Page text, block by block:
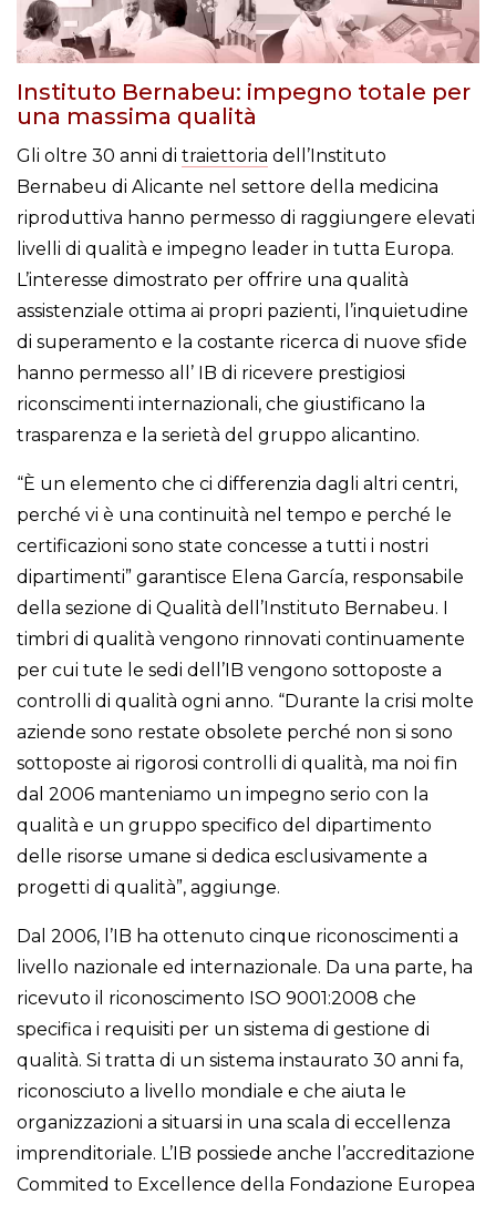
Instituto Bernabeu: impegno totale per
una massima qualità
Gli oltre 30 anni di traiettoria dell’Instituto
Bernabeu di Alicante nel settore della medicina
riproduttiva hanno permesso di raggiungere elevati
livelli di qualità e impegno leader in tutta Europa.
L’interesse dimostrato per offrire una qualità
assistenziale ottima ai propri pazienti, l’inquietudine
di superamento e la costante ricerca di nuove sfide
hanno permesso all’ IB di ricevere prestigiosi
riconscimenti internazionali, che giustificano la
trasparenza e la serietà del gruppo alicantino.
“È un elemento che ci differenzia dagli altri centri,
perché vi è una continuità nel tempo e perché le
certificazioni sono state concesse a tutti i nostri
dipartimenti” garantisce Elena García, responsabile
della sezione di Qualità dell’Instituto Bernabeu. I
timbri di qualità vengono rinnovati continuamente
per cui tute le sedi dell’IB vengono sottoposte a
controlli di qualità ogni anno. “Durante la crisi molte
aziende sono restate obsolete perché non si sono
sottoposte ai rigorosi controlli di qualità, ma noi fin
dal 2006 manteniamo un impegno serio con la
qualità e un gruppo specifico del dipartimento
delle risorse umane si dedica esclusivamente a
progetti di qualità”, aggiunge.
Dal 2006, l’IB ha ottenuto cinque riconoscimenti a
livello nazionale ed internazionale. Da una parte, ha
ricevuto il riconoscimento ISO 9001:2008 che
specifica i requisiti per un sistema di gestione di
qualità. Si tratta di un sistema instaurato 30 anni fa,
riconosciuto a livello mondiale e che aiuta le
organizzazioni a situarsi in una scala di eccellenza
imprenditoriale. L’IB possiede anche l’accreditazione
Commited to Excellence della Fondazione Europea